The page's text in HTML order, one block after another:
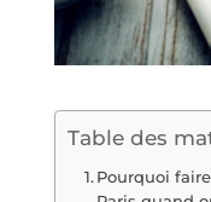
Table des
Pourquoi